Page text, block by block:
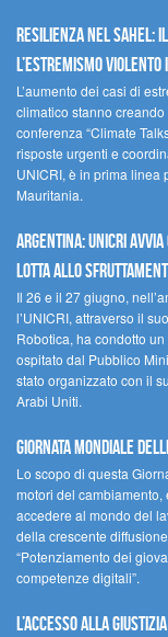
Resilienza nel Sahel:
l’estremismo violento
L’aumento dei casi di
climatico stanno
conferenza “Climate
risposte urgenti e
UNICRI, è in prima linea
Mauritania.
Argentina: UNICRI
lotta allo
Il 26 e il 27 giugno,
l’UNICRI, attraverso il
Robotica, ha condotto
ospitato dal Pubblico
stato organizzato con il
Arabi Uniti.
Giornata Mondiale
Lo scopo di questa
motori del
accedere al mondo del
della crescente
“Potenziamento dei
competenze digitali”.
L’accesso alla